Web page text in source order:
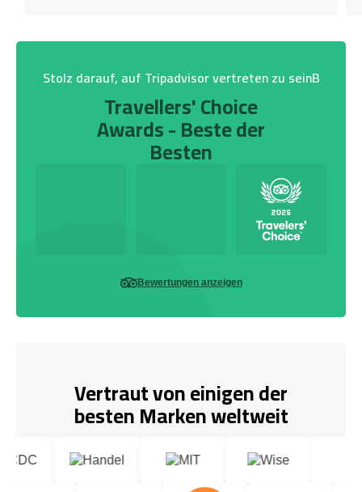
Stolz darauf, auf Tripadvisor vertreten zu seinB
Travellers' Choice
Awards - Beste der
Besten
Bewertungen anzeigen
Vertraut von einigen der
besten Marken weltweit